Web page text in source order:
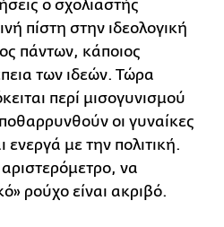
ο σχολιαστής
πίστη στην ιδεολογική
πάντων, κάποιος
των ιδεών. Τώρα
περί μισογυνισμού
οι γυναίκες
με την πολιτική.
να
ρούχο είναι ακριβό.